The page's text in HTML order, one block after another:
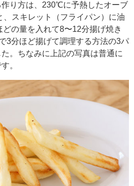
り方は、230℃に予熱したオーブ
、スキレット（フライパン）に油
の量を入れて8〜12分揚げ焼き
3分ほど揚げて調理する方法の3パ
。ちなみに上記の写真は普通に
。